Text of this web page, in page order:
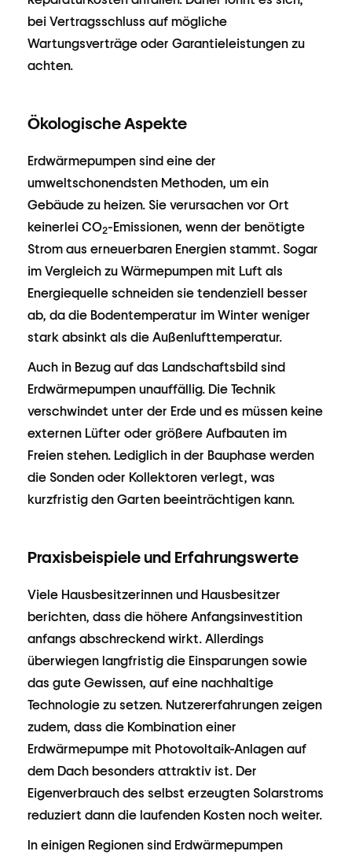
bei Vertragsschluss auf mögliche
Wartungsverträge oder Garantieleistungen zu
achten.
Ökologische Aspekte
Erdwärmepumpen sind eine der
umweltschonendsten Methoden, um ein
Gebäude zu heizen. Sie verursachen vor Ort
keinerlei CO2-Emissionen, wenn der benötigte
Strom aus erneuerbaren Energien stammt. Sogar
im Vergleich zu Wärmepumpen mit Luft als
Energiequelle schneiden sie tendenziell besser
ab, da die Bodentemperatur im Winter weniger
stark absinkt als die Außenlufttemperatur.
Auch in Bezug auf das Landschaftsbild sind
Erdwärmepumpen unauffällig. Die Technik
verschwindet unter der Erde und es müssen keine
externen Lüfter oder größere Aufbauten im
Freien stehen. Lediglich in der Bauphase werden
die Sonden oder Kollektoren verlegt, was
kurzfristig den Garten beeinträchtigen kann.
Praxisbeispiele und Erfahrungswerte
Viele Hausbesitzerinnen und Hausbesitzer
berichten, dass die höhere Anfangsinvestition
anfangs abschreckend wirkt. Allerdings
überwiegen langfristig die Einsparungen sowie
das gute Gewissen, auf eine nachhaltige
Technologie zu setzen. Nutzererfahrungen zeigen
zudem, dass die Kombination einer
Erdwärmepumpe mit Photovoltaik-Anlagen auf
dem Dach besonders attraktiv ist. Der
Eigenverbrauch des selbst erzeugten Solarstroms
reduziert dann die laufenden Kosten noch weiter.
In einigen Regionen sind Erdwärmepumpen